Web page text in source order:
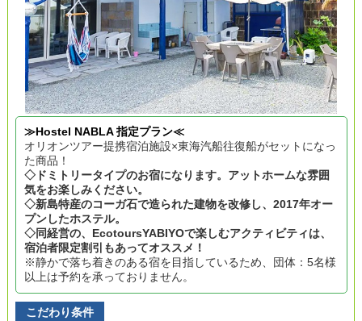
≫Hostel NABLA 指定プラン≪
オリオンツアー提携宿泊施設×東海汽船往復船がセットになっ
た商品！
◇ドミトリータイプのお宿になります。アットホームな雰囲
気をお楽しみください。
◇新島特産のコーガ石で造られた建物を改修し、2017年オー
プンしたホステル。
◇同経営の、EcotoursYABIYOで楽しむアクティビティは、
宿泊者限定割引もあってオススメ！
※静かで落ち着きのある宿を目指しているため、団体：5名様
以上は予約を承っておりません。
こだわり条件